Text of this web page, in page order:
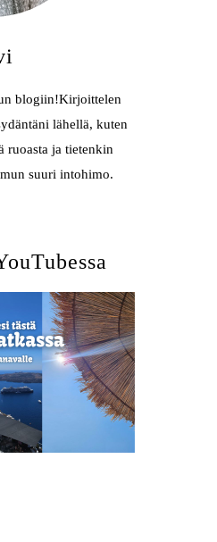
blogiin!Kirjoittelen
lähellä, kuten
ruoasta ja tietenkin
suuri intohimo.